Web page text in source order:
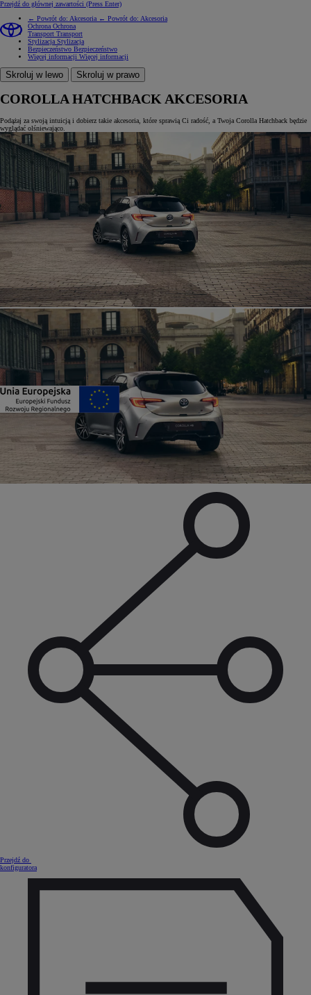
Przejdź do głównej zawartości (Press Enter)
← Powrót do: Akcesoria ← Powrót do: Akcesoria
Ochrona Ochrona
Transport Transport
Stylizacja Stylizacja
Bezpieczeństwo Bezpieczeństwo
Więcej informacji Więcej informacji
Skroluj w lewo Skroluj w prawo
COROLLA HATCHBACK AKCESORIA
Podążaj za swoją intuicją i dobierz takie akcesoria, które sprawią Ci radość, a Twoja Corolla Hatchback będzie
wyglądać olśniewająco.
Przejdź do
konfiguratora